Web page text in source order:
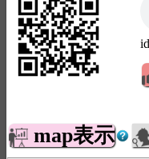
map表示